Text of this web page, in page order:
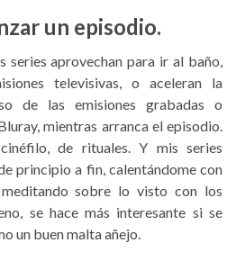
un episodio.
series aprovechan para ir al baño,
televisivas, o aceleran la
de las emisiones grabadas o
mientras arranca el episodio.
de rituales. Y mis series
principio a fin, calentándome con
sobre lo visto con los
se hace más interesante si se
un buen malta añejo.